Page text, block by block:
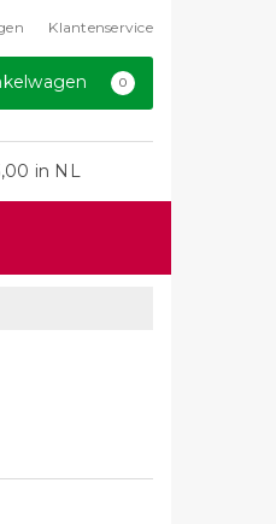
Klantenservice
0
in NL